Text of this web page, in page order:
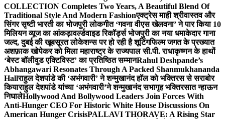
COLLECTION Completes Two Years, A Beautiful Blend Of
Traditional Style And Modern Fashionएक्ट्रेस माही श्रीवास्तव और
सिंगर सृष्टी भारती का भोजपुरी लोकगीत ‘गवना वीएस खेलवना’ ने पार किया 10
मिलियन व्यूज का आंकड़ावर्ल्डवाइड रिकॉर्ड्स भोजपुरी का नया धमाकेदार गाना
जल्द, दुबई की खूबसूरत लोकेशन्स पर हो रही है शूटिंगफिल्म जगत के प्रख्यात
अशफ़ाक खोपेकर को मिला महाराष्ट्र के राज्यपाल सी.पी. राधाकृष्णन के हाथों
‘बेस्ट बॉलीवुड एक्टिविस्ट’ का प्रतिष्ठित सम्मानRahul Deshpande’s
Abhangawari Resonates Through A Packed Shanmukhananda
Hallराहुल देशपांडे की ‘अभंगवारी’ ने शन्मुखानंद हॉल को भक्तिरस से सराबोर
कियाराहुल देशपांडे यांच्या ‘अभंगवारी’ने शन्मुखानंद सभागृह भक्तिरसात न्हाऊन
निघालेHollywood And Bollywood Leaders Join Forces With
Anti-Hunger CEO For Historic White House Discussions On
American Hunger CrisisPALLAVI THORAVE: A Rising Star